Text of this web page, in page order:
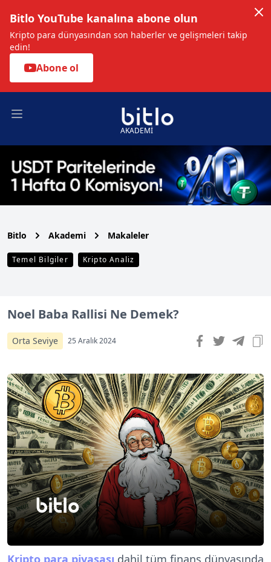
Bitlo YouTube kanalına abone olun
Kripto para dünyasından son haberler ve gelişmeleri takip
edin!
Abone ol
Open main menu
AKADEMİ
Bitlo Akademi Makaleler
Temel Bilgiler Kripto Analiz
Noel Baba Rallisi Ne Demek?
Orta Seviye 25 Aralık 2024
Kripto para piyasası dahil tüm finans dünyasında